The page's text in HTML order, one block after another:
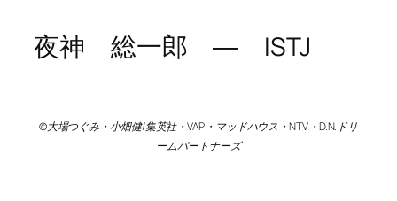
夜神 総一郎 ― ISTJ
©大場つぐみ・小畑健/集英社・VAP・マッドハウス・NTV・D.N.ドリ
ームパートナーズ